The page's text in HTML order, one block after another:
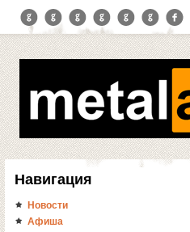
Навигация
Новости
Афиша